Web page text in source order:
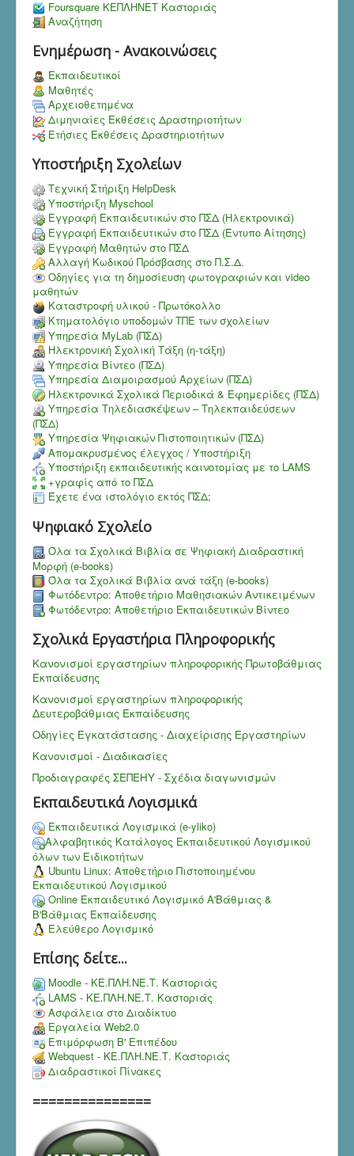
Foursquare ΚΕΠΛΗΝΕΤ Καστοριάς
Αναζήτηση
Ενημέρωση - Ανακοινώσεις
Εκπαιδευτικοί
Μαθητές
Αρχειοθετημένα
Διμηνιαίες Εκθέσεις Δραστηριοτήτων
Ετήσιες Εκθέσεις Δραστηριοτήτων
Υποστήριξη Σχολείων
Τεχνική Στήριξη HelpDesk
Υποστήριξη Myschool
Εγγραφή Εκπαιδευτικών στο ΠΣΔ (Ηλεκτρονικά)
Εγγραφή Εκπαιδευτικών στο ΠΣΔ (Έντυπο Αίτησης)
Εγγραφή Μαθητών στο ΠΣΔ
Αλλαγή Κωδικού Πρόσβασης στο Π.Σ.Δ.
Οδηγίες για τη δημοσίευση φωτογραφιών και video
μαθητών
Καταστροφή υλικού - Πρωτόκολλο
Κτηματολόγιο υποδομών ΤΠΕ των σχολείων
Υπηρεσία MyLab (ΠΣΔ)
Ηλεκτρονική Σχολική Τάξη (η-τάξη)
Υπηρεσία Bίντεο (ΠΣΔ)
Υπηρεσία Διαμοιρασμού Αρχείων (ΠΣΔ)
Ηλεκτρονικά Σχολικά Περιοδικά & Εφημερίδες (ΠΣΔ)
Υπηρεσία Τηλεδιασκέψεων – Τηλεκπαιδεύσεων
(ΠΣΔ)
Υπηρεσία Ψηφιακών Πιστοποιητικών (ΠΣΔ)
Aπομακρυσμένος έλεγχος / Υποστήριξη
Υποστήριξη εκπαιδευτικής καινοτομίας με το LAMS
+γραφίς από το ΠΣΔ
Έχετε ένα ιστολόγιο εκτός ΠΣΔ;
Ψηφιακό Σχολείο
Όλα τα Σχολικά Βιβλία σε Ψηφιακή Διαδραστική
Μορφή (e-books)
Όλα τα Σχολικά Βιβλία ανά τάξη (e-books)
Φωτόδεντρο: Αποθετήριο Μαθησιακών Αντικειμένων
Φωτόδεντρο: Αποθετήριο Εκπαιδευτικών Βίντεο
Σχολικά Εργαστήρια Πληροφορικής
Κανονισμοί εργαστηρίων πληροφορικής Πρωτοβάθμιας
Εκπαίδευσης
Κανονισμοί εργαστηρίων πληροφορικής
Δευτεροβάθμιας Εκπαίδευσης
Οδηγίες Εγκατάστασης - Διαχείρισης Εργαστηρίων
Κανονισμοί - Διαδικασίες
Προδιαγραφές ΣΕΠΕΗΥ - Σχέδια διαγωνισμών
Εκπαιδευτικά Λογισμικά
Εκπαιδευτικά Λογισμικά (e-yliko)
Αλφαβητικός Κατάλογος Εκπαιδευτικού Λογισμικού
όλων των Ειδικοτήτων
Ubuntu Linux: Αποθετήριο Πιστοποιημένου
Εκπαιδευτικού Λογισμικού
Online Εκπαιδευτικό Λογισμικό Α'Βάθμιας &
Β'Βάθμιας Εκπαίδευσης
Ελεύθερο Λογισμικό
Επίσης δείτε...
Moodle - ΚΕ.ΠΛΗ.ΝΕ.Τ. Καστοριάς
LAMS - ΚΕ.ΠΛΗ.ΝΕ.Τ. Καστοριάς
Ασφάλεια στο Διαδίκτυο
Εργαλεία Web2.0
Επιμόρφωση Β' Επιπέδου
Webquest - ΚΕ.ΠΛΗ.ΝΕ.Τ. Καστοριάς
Διαδραστικοί Πίνακες
===============